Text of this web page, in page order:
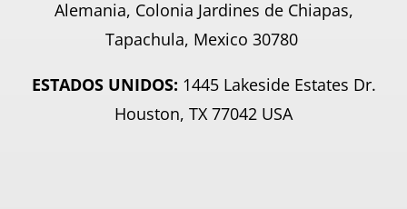
Alemania, Colonia Jardines de Chiapas,
Tapachula, Mexico 30780
ESTADOS UNIDOS: 1445 Lakeside Estates Dr.
Houston, TX 77042 USA